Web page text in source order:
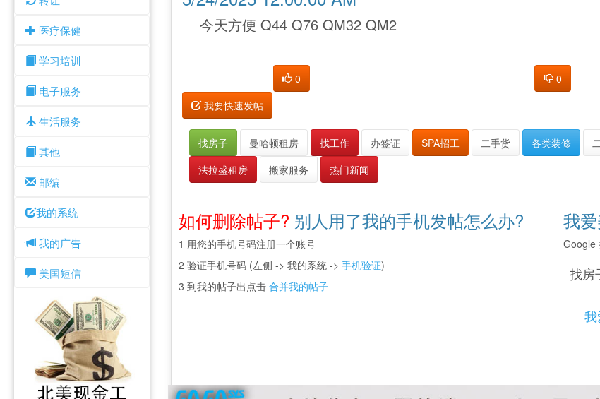
医疗保健
学习培训
电子服务
生活服务
其他
邮编
我的系统
我的广告
美国短信
今天方便 Q44 Q76 QM32 QM2
0 0
我要快速发帖
找房子 曼哈顿租房 找工作 办签证 SPA招工 二手货 各类装修
法拉盛租房
搬家服务 热门新闻
如何删除帖子? 别人用了我的手机发帖怎么办?
1 用您的手机号码注册一个账号
2 验证手机号码 (左侧 -> 我的系统 ->手机验证)
3 到我的帖子出点击合并我的帖子
我
Google
找房